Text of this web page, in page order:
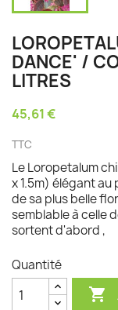
DANCE' /
LITRES
45,61 €
TTC
Le Loropetalum
x 1.5m) élégant au
de sa plus belle
semblable à celle
sortent d'abord ,
Quantité
